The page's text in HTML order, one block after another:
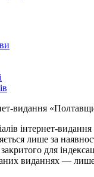
видання
інтернет-
лише за
для
виданнях —